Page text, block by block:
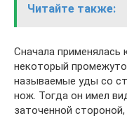
Читайте также:
Сначала применялась
некоторый
называемые уды со
нож. Тогда он имел
заточенной